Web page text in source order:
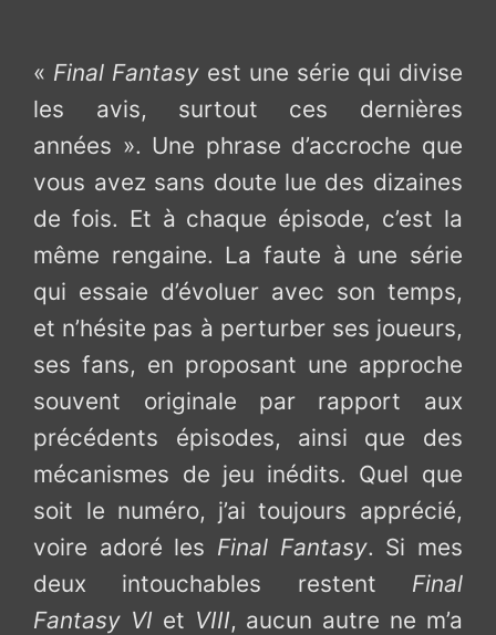
« Final Fantasy est une série qui divise
les avis, surtout ces dernières
années ». Une phrase d’accroche que
vous avez sans doute lue des dizaines
de fois. Et à chaque épisode, c’est la
même rengaine. La faute à une série
qui essaie d’évoluer avec son temps,
et n’hésite pas à perturber ses joueurs,
ses fans, en proposant une approche
souvent originale par rapport aux
précédents épisodes, ainsi que des
mécanismes de jeu inédits. Quel que
soit le numéro, j’ai toujours apprécié,
voire adoré les Final Fantasy. Si mes
deux intouchables restent Final
Fantasy VI et VIII, aucun autre ne m’a